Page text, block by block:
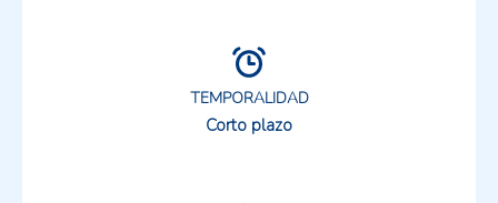
TEMPORALIDAD
Corto plazo